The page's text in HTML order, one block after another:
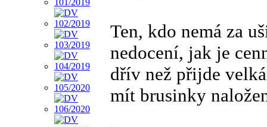
Ten, kdo nemá za
nedocení, jak je
dřív než přijde
mít brusinky